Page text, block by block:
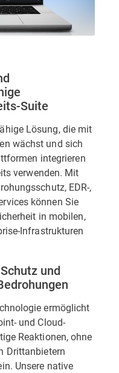
Suite
Lösung, die mit
wächst und sich
integrieren
verwenden. Mit
EDR-,
können Sie
in mobilen,
Infrastrukturen
und
ermöglicht
und Cloud-
Reaktionen, ohne
Drittanbietern
Unsere native